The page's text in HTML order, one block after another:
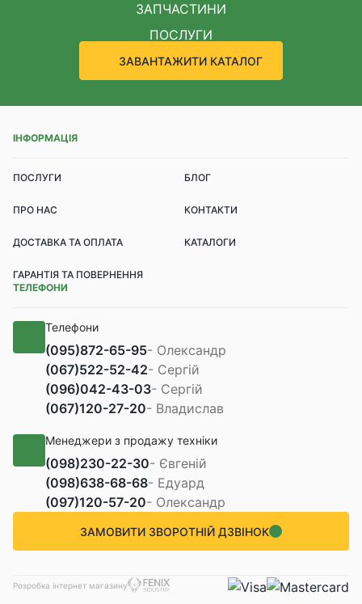
ЗАПЧАСТИНИ
ПОСЛУГИ
ЗАВАНТАЖИТИ КАТАЛОГ
ІНФОРМАЦІЯ
ПОСЛУГИ БЛОГ
ПРО НАС КОНТАКТИ
ДОСТАВКА ТА ОПЛАТА КАТАЛОГИ
ГАРАНТІЯ ТА ПОВЕРНЕННЯ
ТЕЛЕФОНИ
Телефони
(095)872-65-95- Олександр
(067)522-52-42- Сергій
(096)042-43-03- Сергій
(067)120-27-20- Владислав
Менеджери з продажу техніки
(098)230-22-30- Євгеній
(098)638-68-68- Едуард
(097)120-57-20- Олександр
Розробка інтернет магазину
ЗАМОВИТИ ЗВОРОТНІЙ ДЗВІНОК